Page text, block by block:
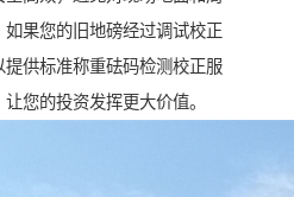
果您的旧地磅经过调试校正
供标准称重砝码检测校正服
您的投资发挥更大价值。